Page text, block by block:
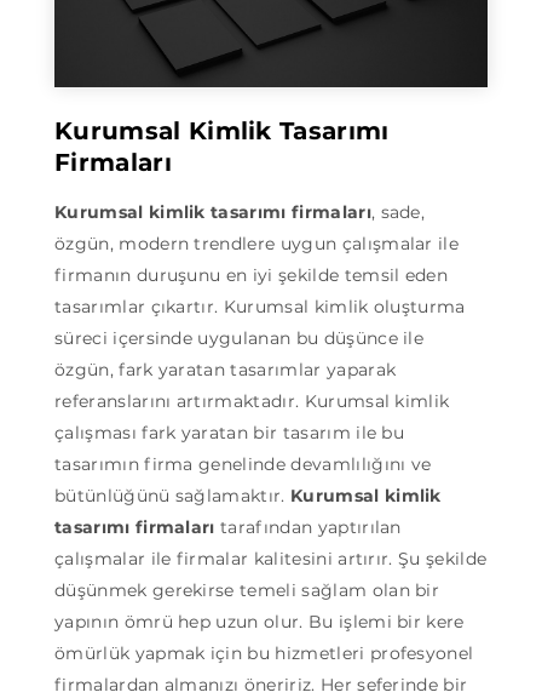
Kurumsal Kimlik Tasarımı
Firmaları
Kurumsal kimlik tasarımı firmaları, sade,
özgün, modern trendlere uygun çalışmalar ile
firmanın duruşunu en iyi şekilde temsil eden
tasarımlar çıkartır. Kurumsal kimlik oluşturma
süreci içersinde uygulanan bu düşünce ile
özgün, fark yaratan tasarımlar yaparak
referanslarını artırmaktadır. Kurumsal kimlik
çalışması fark yaratan bir tasarım ile bu
tasarımın firma genelinde devamlılığını ve
bütünlüğünü sağlamaktır. Kurumsal kimlik
tasarımı firmaları tarafından yaptırılan
çalışmalar ile firmalar kalitesini artırır. Şu şekilde
düşünmek gerekirse temeli sağlam olan bir
yapının ömrü hep uzun olur. Bu işlemi bir kere
ömürlük yapmak için bu hizmetleri profesyonel
firmalardan almanızı öneririz. Her seferinde bir